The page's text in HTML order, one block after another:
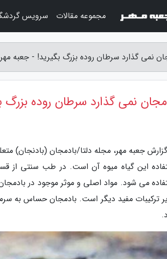
نمی گذارد سرطان روده بزرگ بگیرید! - جعبه مهر
نمی گذارد سرطان روده بزرگ
جعبه مهر، مجله دلتا/بادمجان
این گیاه میوه آن است. در طب سنتی از
می شود. مواد اصلی و موثر موجود در
ترکیبات مفید دیگر است. بادمجان حساس به
مجموعه مقالات سرویس